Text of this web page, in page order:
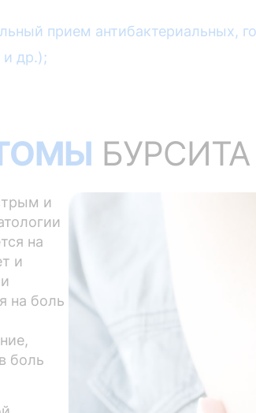
прием антибактериальных,
и др.);
БУРСИТА
и
на
и
на боль
боль